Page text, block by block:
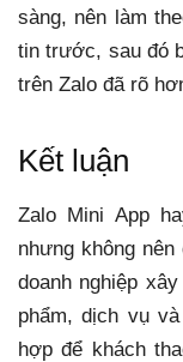
sàng, nên làm
tin trước, sau đó
trên Zalo đã rõ
Kết luận
Zalo Mini App
nhưng không
doanh nghiệp
phẩm, dịch vụ
hợp để khách